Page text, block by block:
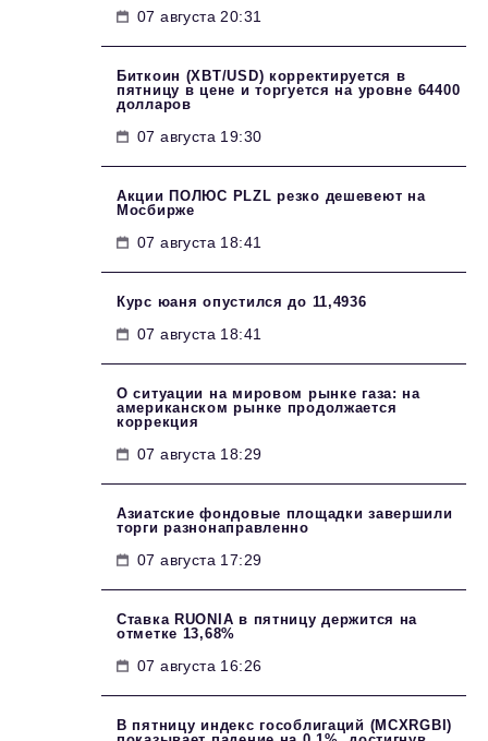
07 августа 20:31
Биткоин (XBT/USD) корректируется в
пятницу в цене и торгуется на уровне 64400
долларов
07 августа 19:30
Акции ПОЛЮС PLZL резко дешевеют на
Мосбирже
07 августа 18:41
Курс юаня опустился до 11,4936
07 августа 18:41
О ситуации на мировом рынке газа: на
американском рынке продолжается
коррекция
07 августа 18:29
Азиатские фондовые площадки завершили
торги разнонаправленно
07 августа 17:29
Ставка RUONIA в пятницу держится на
отметке 13,68%
07 августа 16:26
В пятницу индекс гособлигаций (MCXRGBI)